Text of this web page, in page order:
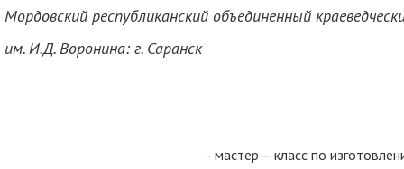
Мордовский республиканский объединенный
им. И.Д. Воронина: г. Саранск
- мастер – класс по